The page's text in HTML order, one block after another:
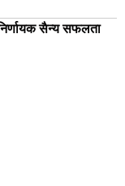
सैन्य सफलता